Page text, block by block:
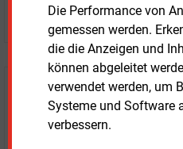
Die Performance von
gemessen werden.
die die Anzeigen und
können abgeleitet
verwendet werden, um
Systeme und Software
verbessern.
JETZT KOSTENLOS
Login für Kunden